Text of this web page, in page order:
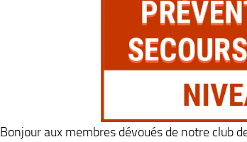
Bonjour aux membres dévoués de notre club